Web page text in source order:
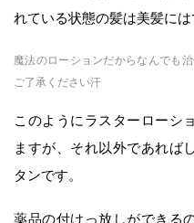
れている状態の髪は美髪には
魔法のローションだからなんでも
ご了承ください汗
このようにラスターローシ
ますが、それ以外であれば
タンです。
薬品の付けっ放しができる